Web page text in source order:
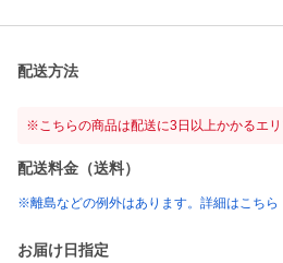
配送方法
※こちらの商品は配送に3日以上かかるエ
配送料金（送料）
※離島などの例外はあります。詳細はこちら
お届け日指定